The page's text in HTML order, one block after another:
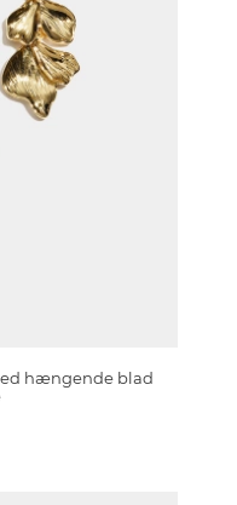
hængende blad